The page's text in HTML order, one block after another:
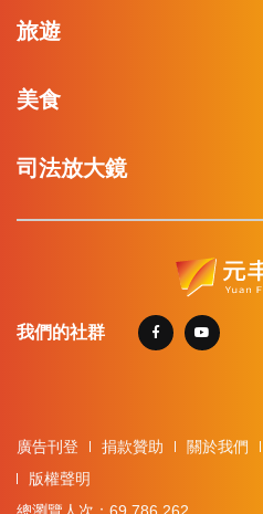
旅遊
美食
司法放大鏡
我們的社群
廣告刊登 捐款贊助 關於我們
版權聲明